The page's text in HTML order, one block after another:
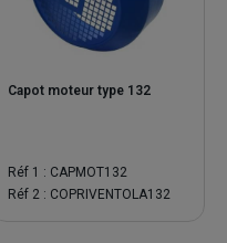
Capot moteur type 132
Réf 1 : CAPMOT132
Réf 2 : COPRIVENTOLA132